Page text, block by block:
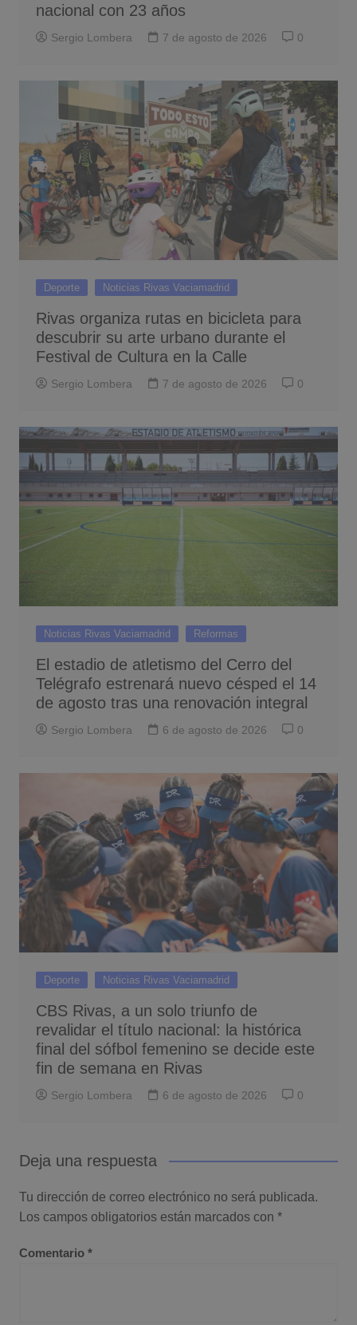
nacional con 23 años
Sergio Lombera 7 de agosto de 2026 0
Deporte Noticias Rivas Vaciamadrid
Rivas organiza rutas en bicicleta para
descubrir su arte urbano durante el
Festival de Cultura en la Calle
Sergio Lombera 7 de agosto de 2026 0
Noticias Rivas Vaciamadrid Reformas
El estadio de atletismo del Cerro del
Telégrafo estrenará nuevo césped el 14
de agosto tras una renovación integral
Sergio Lombera 6 de agosto de 2026 0
Deporte Noticias Rivas Vaciamadrid
CBS Rivas, a un solo triunfo de
revalidar el título nacional: la histórica
final del sófbol femenino se decide este
fin de semana en Rivas
Sergio Lombera 6 de agosto de 2026 0
Deja una respuesta
Tu dirección de correo electrónico no será publicada.
Los campos obligatorios están marcados con *
Comentario *